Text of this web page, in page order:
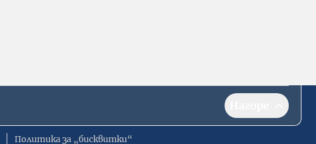
Политика за „бисквитки“